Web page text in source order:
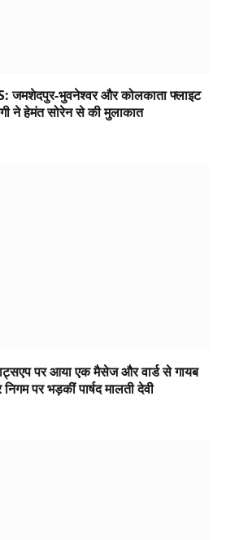
जमशेदपुर-भुवनेश्वर और कोलकाता फ्लाइट
ने हेमंत सोरेन से की मुलाकात
पर आया एक मैसेज और वार्ड से गायब
पर भड़कीं पार्षद मालती देवी